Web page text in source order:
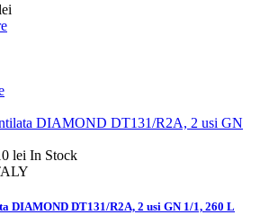
lei In Stock
DIAMOND DT131/R2A, 2 usi GN 1/1, 260 L